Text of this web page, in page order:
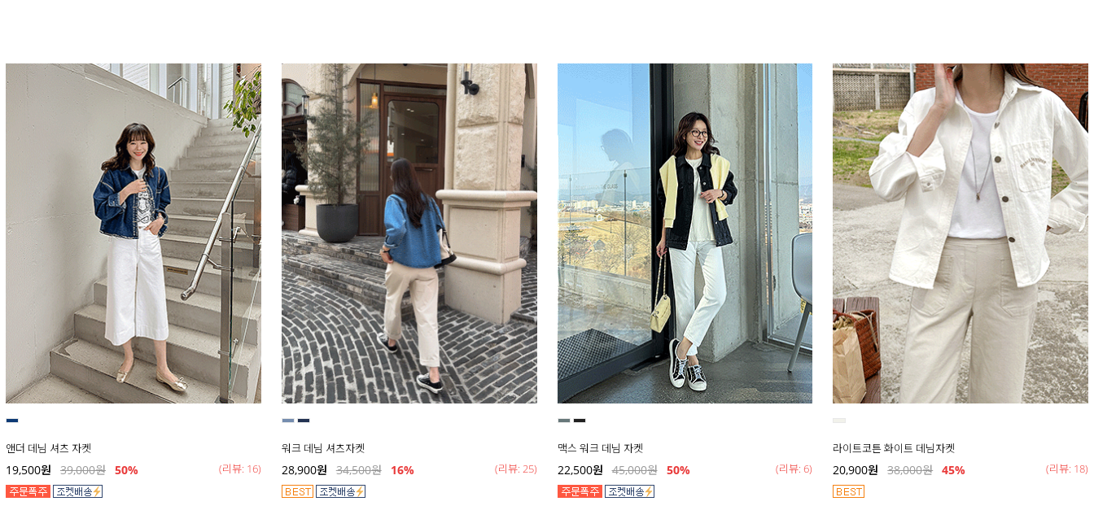
앤더 데님 셔츠 자켓
19,500원 39,000원 50% (리뷰: 16)
워크 데님 셔츠자켓
28,900원 34,500원 16% (리뷰: 25)
맥스 워크 데님 자켓
22,500원 45,000원 50% (리뷰: 6)
라이트코튼 화이트 데님자켓
20,900원 38,000원 45% (리뷰: 18)